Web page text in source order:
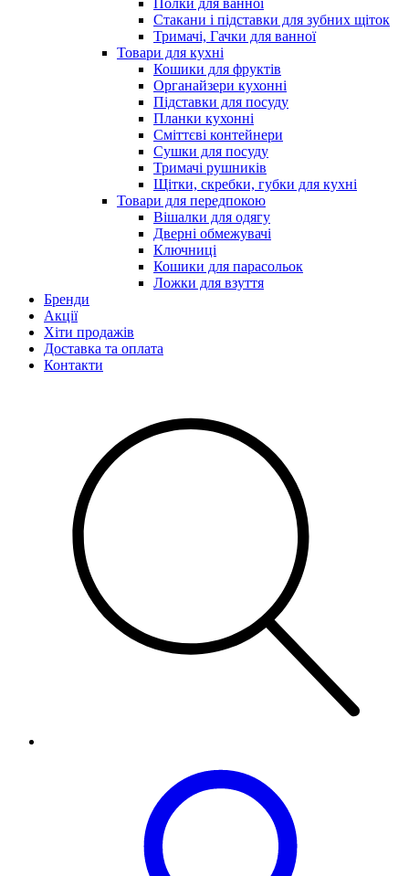
Полки для ванної
Стакани і підставки для зубних щіток
Тримачі, Гачки для ванної
Товари для кухні
Кошики для фруктів
Органайзери кухонні
Підставки для посуду
Планки кухонні
Сміттєві контейнери
Сушки для посуду
Тримачі рушників
Щітки, скребки, губки для кухні
Товари для передпокою
Вішалки для одягу
Дверні обмежувачі
Ключниці
Кошики для парасольок
Ложки для взуття
Бренди
Акції
Хіти продажів
Доставка та оплата
Контакти